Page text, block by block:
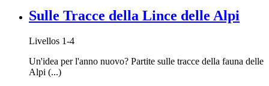
Sulle Tracce della Lince delle Alpi
Livellos 1-4
Un'idea per l'anno nuovo? Partite sulle tracce della fauna delle
Alpi (...)